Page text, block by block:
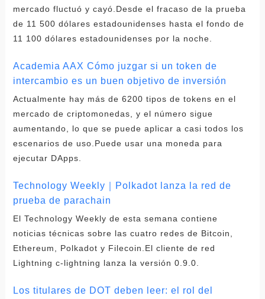
mercado fluctuó y cayó.Desde el fracaso de la prueba
de 11 500 dólares estadounidenses hasta el fondo de
11 100 dólares estadounidenses por la noche.
Academia AAX Cómo juzgar si un token de
intercambio es un buen objetivo de inversión
Actualmente hay más de 6200 tipos de tokens en el
mercado de criptomonedas, y el número sigue
aumentando, lo que se puede aplicar a casi todos los
escenarios de uso.Puede usar una moneda para
ejecutar DApps.
Technology Weekly｜Polkadot lanza la red de
prueba de parachain
El Technology Weekly de esta semana contiene
noticias técnicas sobre las cuatro redes de Bitcoin,
Ethereum, Polkadot y Filecoin.El cliente de red
Lightning c-lightning lanza la versión 0.9.0.
Los titulares de DOT deben leer: el rol del